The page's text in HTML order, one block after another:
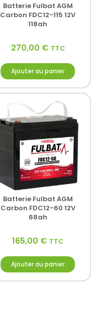
Batterie Fulbat AGM
Carbon FDC12-115 12V
118ah
270,00 € TTC
Ajouter au panier
Batterie Fulbat AGM
Carbon FDC12-60 12V
68ah
165,00 € TTC
Ajouter au panier